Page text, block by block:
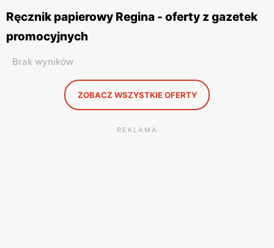
Ręcznik papierowy Regina - oferty z gazetek
promocyjnych
Brak wyników
ZOBACZ WSZYSTKIE OFERTY
REKLAMA